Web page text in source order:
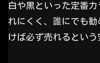
白や黒といった定番
れにくく、誰にでも
けば必ず売れるという